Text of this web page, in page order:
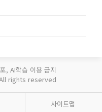
, AI학습 이용 금지
rights reserved
사이트맵